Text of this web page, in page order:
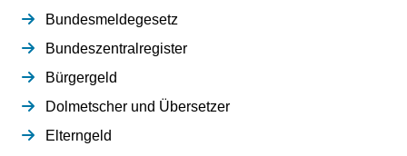
Bundesmeldegesetz
Bundeszentralregister
Bürgergeld
Dolmetscher und Übersetzer
Elterngeld